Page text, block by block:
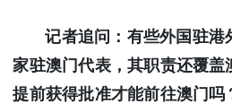
记者追问：有些外国驻港
家驻澳门代表，其职责还覆盖
提前获得批准才能前往澳门吗